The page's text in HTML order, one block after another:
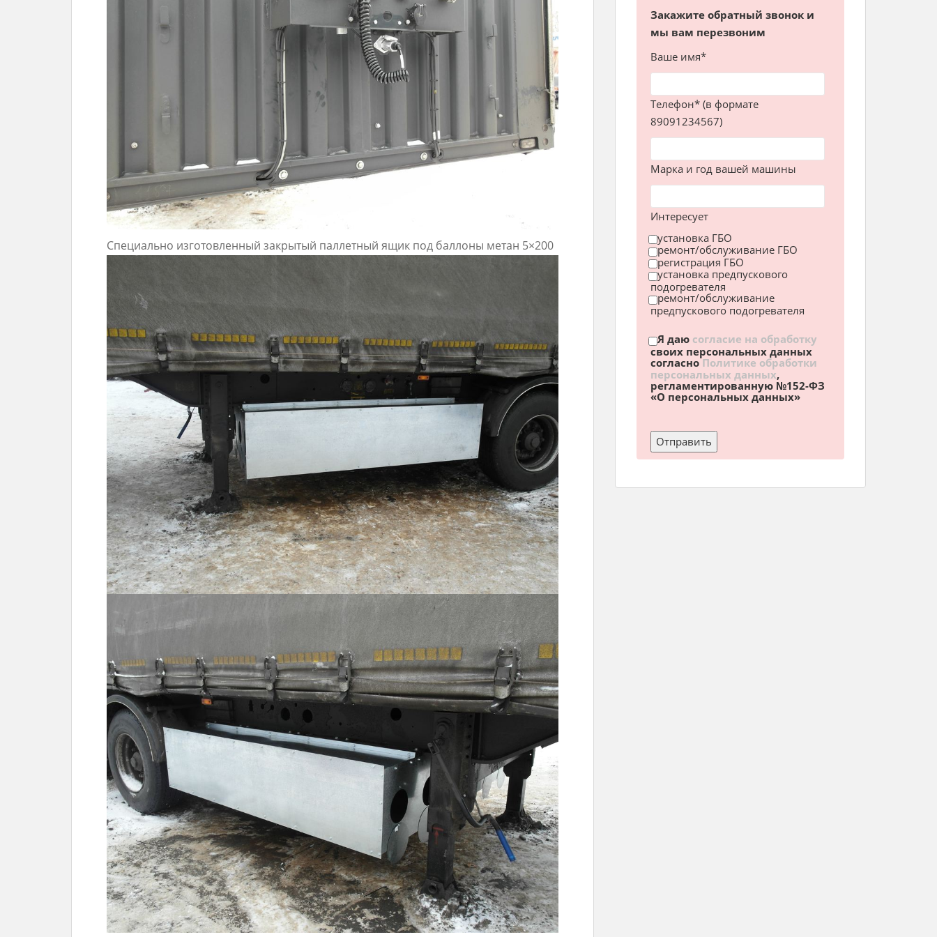
Специально изготовленный закрытый паллетный ящик под баллоны метан 5×200
Закажите обратный звонок и
мы вам перезвоним
Ваше имя*
Телефон* (в формате
89091234567)
Марка и год вашей машины
Интересует
установка ГБО
ремонт/обслуживание ГБО
регистрация ГБО
установка предпускового
подогревателя
ремонт/обслуживание
предпускового подогревателя
Я даю согласие на обработку
своих персональных данных
согласноПолитике обработки
персональных данных,
регламентированную №152-ФЗ
«О персональных данных»